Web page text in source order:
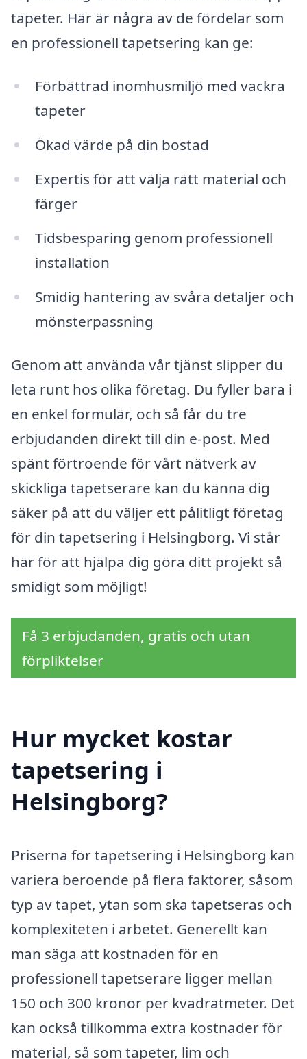
tapeter. Här är några av de fördelar som
en professionell tapetsering kan ge:
Förbättrad inomhusmiljö med vackra
tapeter
Ökad värde på din bostad
Expertis för att välja rätt material och
färger
Tidsbesparing genom professionell
installation
Smidig hantering av svåra detaljer och
mönsterpassning
Genom att använda vår tjänst slipper du
leta runt hos olika företag. Du fyller bara i
en enkel formulär, och så får du tre
erbjudanden direkt till din e-post. Med
spänt förtroende för vårt nätverk av
skickliga tapetserare kan du känna dig
säker på att du väljer ett pålitligt företag
för din tapetsering i Helsingborg. Vi står
här för att hjälpa dig göra ditt projekt så
smidigt som möjligt!
Få 3 erbjudanden, gratis och utan
förpliktelser
Hur mycket kostar
tapetsering i
Helsingborg?
Priserna för tapetsering i Helsingborg kan
variera beroende på flera faktorer, såsom
typ av tapet, ytan som ska tapetseras och
komplexiteten i arbetet. Generellt kan
man säga att kostnaden för en
professionell tapetserare ligger mellan
150 och 300 kronor per kvadratmeter. Det
kan också tillkomma extra kostnader för
material, så som tapeter, lim och